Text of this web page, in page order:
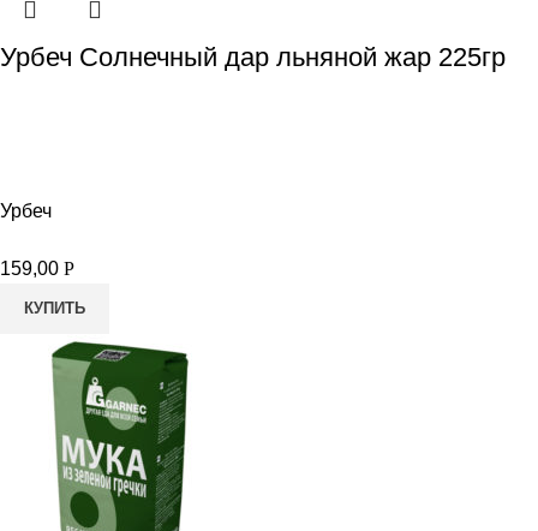
Урбеч Солнечный дар льняной жар 225гр
Урбеч
159,00 Р
КУПИТЬ